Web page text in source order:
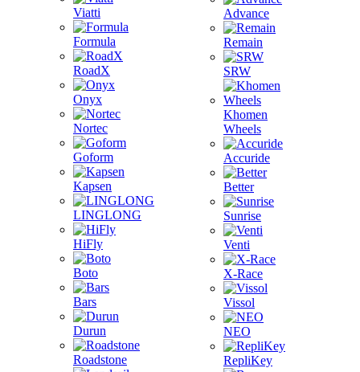
Viatti
Formula
RoadX
Onyx
Nortec
Goform
Kapsen
LINGLONG
HiFly
Boto
Bars
Durun
Roadstone
Advance
Remain
SRW
Khomen
Wheels
Accuride
Better
Sunrise
Venti
X-Race
Vissol
NEO
RepliKey